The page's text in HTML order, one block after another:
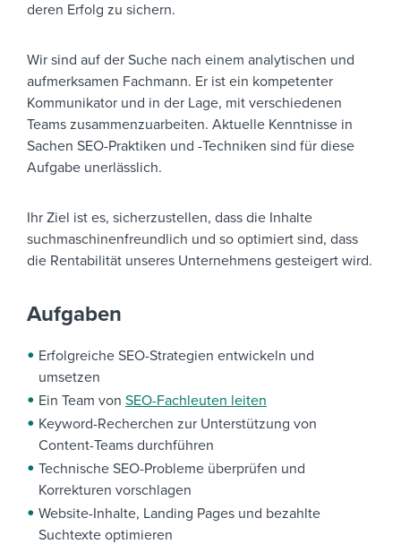
deren Erfolg zu sichern.
Wir sind auf der Suche nach einem analytischen und
aufmerksamen Fachmann. Er ist ein kompetenter
Kommunikator und in der Lage, mit verschiedenen
Teams zusammenzuarbeiten. Aktuelle Kenntnisse in
Sachen SEO-Praktiken und -Techniken sind für diese
Aufgabe unerlässlich.
Ihr Ziel ist es, sicherzustellen, dass die Inhalte
suchmaschinenfreundlich und so optimiert sind, dass
die Rentabilität unseres Unternehmens gesteigert wird.
Aufgaben
Erfolgreiche SEO-Strategien entwickeln und
umsetzen
Ein Team von SEO-Fachleuten leiten
Keyword-Recherchen zur Unterstützung von
Content-Teams durchführen
Technische SEO-Probleme überprüfen und
Korrekturen vorschlagen
Website-Inhalte, Landing Pages und bezahlte
Suchtexte optimieren